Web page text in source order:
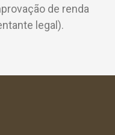
de renda
legal).